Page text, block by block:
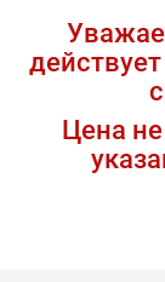
Цена